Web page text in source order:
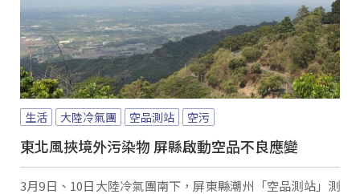
生活 大陸冷氣團 空品測站 空污
東北風挾境外污染物 屏縣啟動空品不良應變
3月9日、10日大陸冷氣團南下，屏東縣潮州「空品測站」測